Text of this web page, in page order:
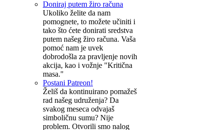
Doniraj putem žiro računa
Ukoliko želite da nam
pomognete, to možete učiniti i
tako što ćete donirati sredstva
putem našeg žiro računa. Vaša
pomoć nam je uvek
dobrodošla za pravljenje novih
akcija, kao i vožnje "Kritična
masa."
Postani Patreon!
Želiš da kontinuirano pomažeš
rad našeg udruženja? Da
svakog meseca odvajaš
simboličnu sumu? Nije
problem. Otvorili smo nalog